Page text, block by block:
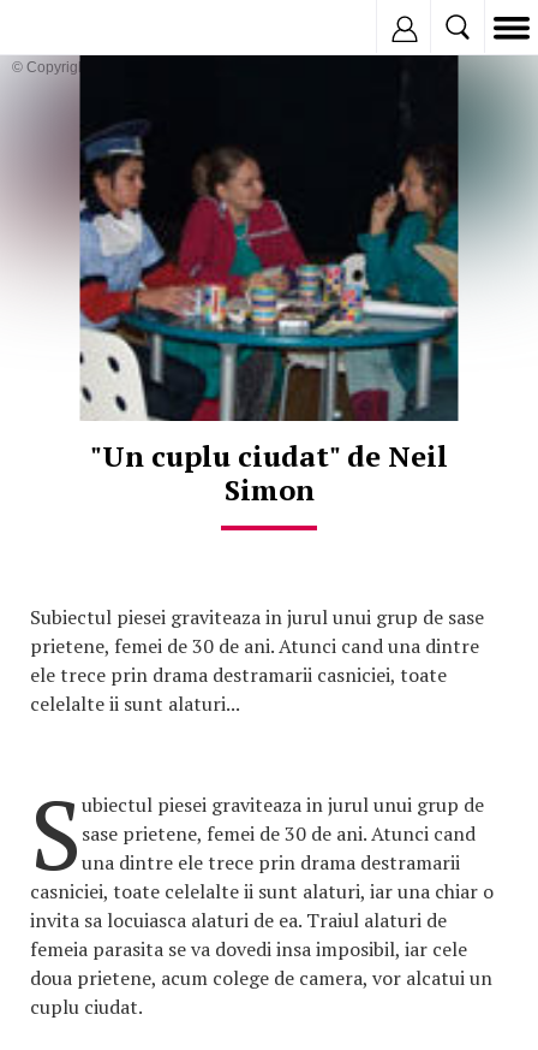
© Copyright:
"Un cuplu ciudat" de Neil
Simon
Subiectul piesei graviteaza in jurul unui grup de sase
prietene, femei de 30 de ani. Atunci cand una dintre
ele trece prin drama destramarii casniciei, toate
celelalte ii sunt alaturi...
Subiectul piesei graviteaza in jurul unui grup de
sase prietene, femei de 30 de ani. Atunci cand
una dintre ele trece prin drama destramarii
casniciei, toate celelalte ii sunt alaturi, iar una chiar o
invita sa locuiasca alaturi de ea. Traiul alaturi de
femeia parasita se va dovedi insa imposibil, iar cele
doua prietene, acum colege de camera, vor alcatui un
cuplu ciudat.